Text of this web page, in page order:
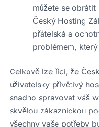
můžete se
Český Hosting
přátelská a
problémem,
Celkově lze říci, že
uživatelsky přívětivý
snadno spravovat váš
skvělou zákaznickou
všechny vaše potřeby